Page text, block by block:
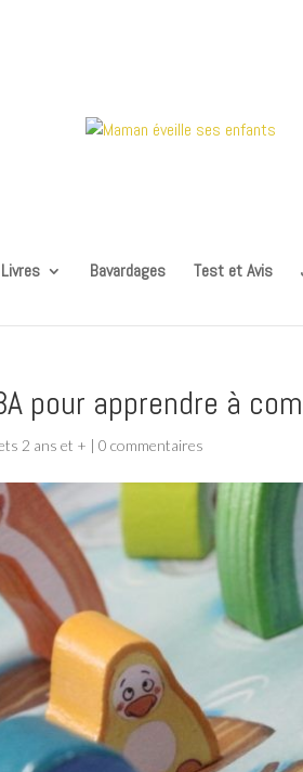
Livres Bavardages Test et Avis
pour apprendre à
2 ans et + |0 commentaires